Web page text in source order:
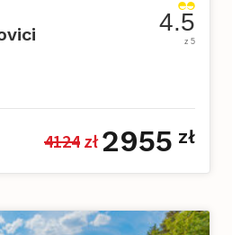
4.5
z 5
4124 zł 2955 zł